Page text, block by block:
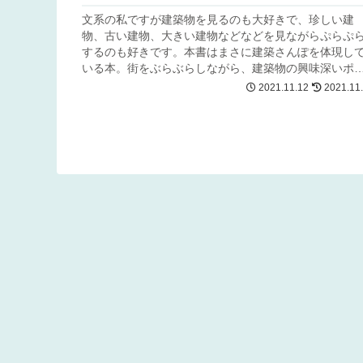
文系の私ですが建築物を見るのも大好きで、珍しい建
物、古い建物、大きい建物などなどを見ながらぷらぷら
するのも好きです。本書はまさに建築さんぽを体現して
いる本。街をぶらぶらしながら、建築物の興味深いポイ
ントやおいしいものを紹介する一冊です。 こ...
2021.11.12